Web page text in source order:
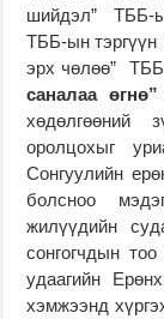
шийдэл” ТББ-
ТББ-ын тэргүүн
эрх чөлөө”
саналаа өгнө”
хөдөлгөөний
оролцохыг
Сонгуулийн
болсноо
жилүүдийн
сонгогчдын
удаагийн
хэмжээнд